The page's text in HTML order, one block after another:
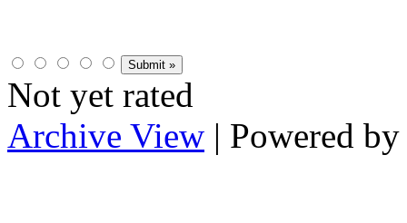
Not yet rated
Archive View | Powered